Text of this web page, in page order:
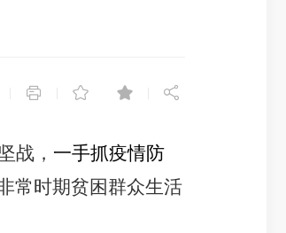
   
战， 一手抓疫情防
常时期贫困群众生活